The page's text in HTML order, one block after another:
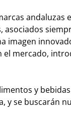
imagen
mercado,
y
y se buscarán